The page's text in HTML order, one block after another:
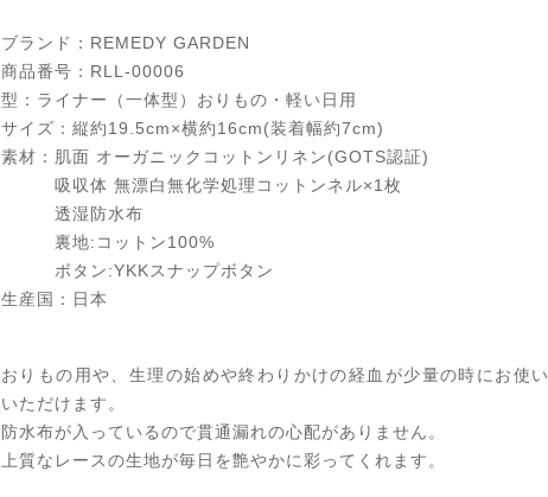
ブランド：REMEDY GARDEN
商品番号：RLL-00006
型：ライナー（一体型）おりもの・軽い日用
サイズ：縦約19.5cm×横約16cm(装着幅約7cm)
素材：肌面 オーガニックコットンリネン(GOTS認証)
吸収体 無漂白無化学処理コットンネル×1枚
透湿防水布
裏地:コットン100%
ボタン:YKKスナップボタン
生産国：日本
おりもの用や、生理の始めや終わりかけの経血が少量の時にお使い
いただけます。
防水布が入っているので貫通漏れの心配がありません。
上質なレースの生地が毎日を艶やかに彩ってくれます。